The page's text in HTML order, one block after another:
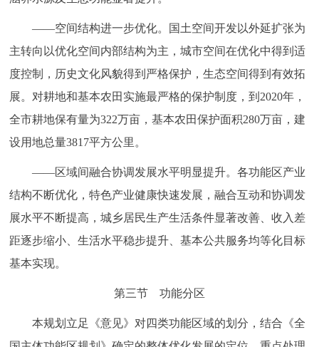
——空间结构进一步优化。国土空间开发以外延扩张为
主转向以优化空间内部结构为主，城市空间在优化中得到适
度控制，历史文化风貌得到严格保护，生态空间得到有效拓
展。对耕地和基本农田实施最严格的保护制度，到2020年，
全市耕地保有量为322万亩，基本农田保护面积280万亩，建
设用地总量3817平方公里。
——区域间融合协调发展水平明显提升。各功能区产业
结构不断优化，特色产业健康快速发展，融合互动和协调发
展水平不断提高，城乡居民生产生活条件显著改善、收入差
距逐步缩小、生活水平稳步提升、基本公共服务均等化目标
基本实现。
第三节 功能分区
本规划立足《意见》对四类功能区域的划分，结合《全